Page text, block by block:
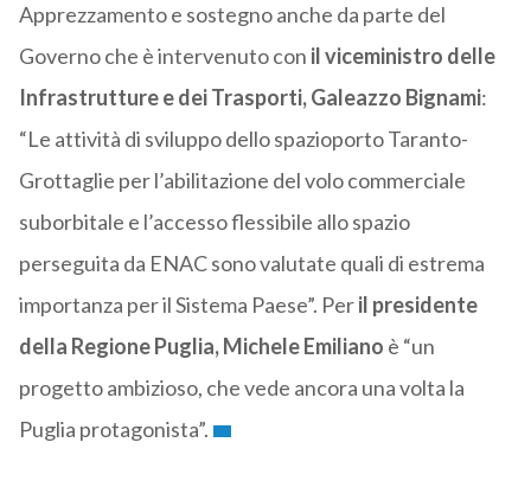
Apprezzamento e sostegno anche da parte del
Governo che è intervenuto con il viceministro delle
Infrastrutture e dei Trasporti, Galeazzo Bignami:
“Le attività di sviluppo dello spazioporto Taranto-
Grottaglie per l’abilitazione del volo commerciale
suborbitale e l’accesso flessibile allo spazio
perseguita da ENAC sono valutate quali di estrema
importanza per il Sistema Paese”. Peril presidente
della Regione Puglia, Michele Emiliano è “un
progetto ambizioso, che vede ancora una volta la
Puglia protagonista”.